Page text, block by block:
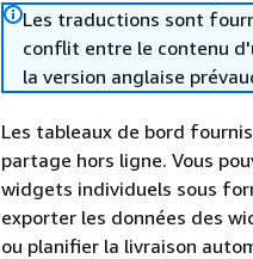
Les traductions sont
conflit entre le contenu
la version anglaise
Les tableaux de bord
partage hors ligne. Vous
widgets individuels sous
exporter les données des
ou planifier la livraison